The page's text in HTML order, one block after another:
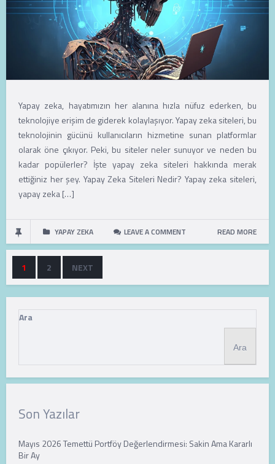
Yapay zeka, hayatımızın her alanına hızla nüfuz ederken, bu
teknolojiye erişim de giderek kolaylaşıyor. Yapay zeka siteleri, bu
teknolojinin gücünü kullanıcıların hizmetine sunan platformlar
olarak öne çıkıyor. Peki, bu siteler neler sunuyor ve neden bu
kadar popülerler? İşte yapay zeka siteleri hakkında merak
ettiğiniz her şey. Yapay Zeka Siteleri Nedir? Yapay zeka siteleri,
yapay zeka […]
YAPAY ZEKA LEAVE A COMMENT READ MORE
1 2 NEXT
Ara
Ara
Son Yazılar
Mayıs 2026 Temettü Portföy Değerlendirmesi: Sakin Ama Kararlı
Bir Ay